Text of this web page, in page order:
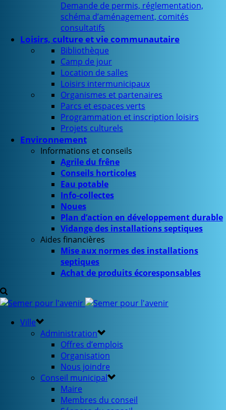
Demande de permis, réglementation,
schéma d’aménagement, comités
consultatifs
Loisirs, culture et vie communautaire
Bibliothèque
Camp de jour
Location de salles
Loisirs intermunicipaux
Organismes et partenaires
Parcs et espaces verts
Programmation et inscription loisirs
Projets culturels
Environnement
Informations et conseils
Agrile du frêne
Conseils horticoles
Eau potable
Info-collectes
Noues
Plan d’action en développement durable
Vidange des installations septiques
Aides financières
Mise aux normes des installations
septiques
Achat de produits écoresponsables
Ville
Administration
Offres d’emplois
Organisation
Nous joindre
Conseil municipal
Maire
Membres du conseil